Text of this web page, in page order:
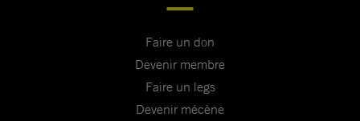
Faire un don
Devenir membre
Faire un legs
Devenir mécène